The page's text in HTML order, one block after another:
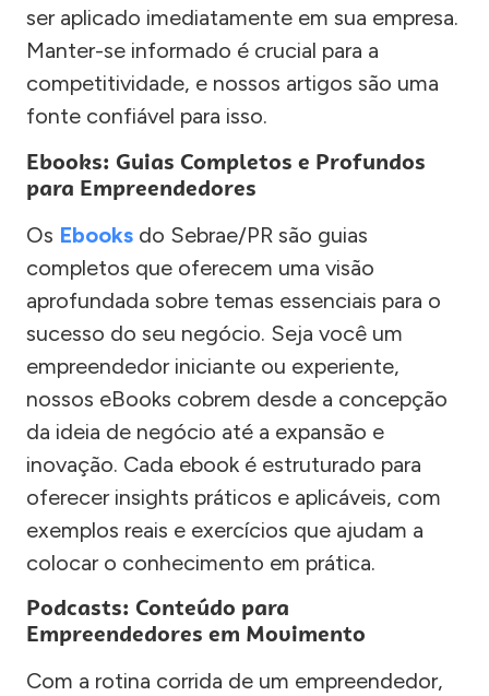
ser aplicado imediatamente em sua empresa.
Manter-se informado é crucial para a
competitividade, e nossos artigos são uma
fonte confiável para isso.
Ebooks: Guias Completos e Profundos
para Empreendedores
Os Ebooks do Sebrae/PR são guias
completos que oferecem uma visão
aprofundada sobre temas essenciais para o
sucesso do seu negócio. Seja você um
empreendedor iniciante ou experiente,
nossos eBooks cobrem desde a concepção
da ideia de negócio até a expansão e
inovação. Cada ebook é estruturado para
oferecer insights práticos e aplicáveis, com
exemplos reais e exercícios que ajudam a
colocar o conhecimento em prática.
Podcasts: Conteúdo para
Empreendedores em Movimento
Com a rotina corrida de um empreendedor,